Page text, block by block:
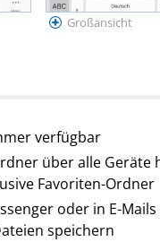
Großansicht
verfügbar
über alle Geräte
Favoriten-Ordner
oder in E-
speichern